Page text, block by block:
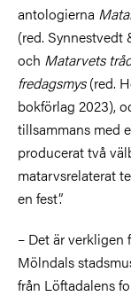
antologierna
(red. Synnestvedt
och Matarvets
fredagsmys(red.
bokförlag 2023),
tillsammans med
producerat två
matarvsrelaterat
en fest”.
– Det är verkligen
Mölndals
från Löftadalens